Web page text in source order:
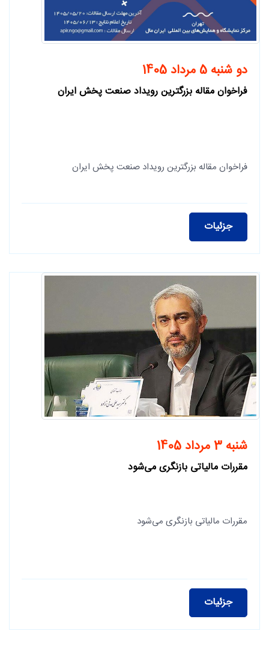
دو شنبه 5 مرداد 1405
فراخوان مقاله بزرگترین رویداد صنعت پخش ایران
فراخوان مقاله بزرگترین رویداد صنعت پخش ایران
جزئیات
شنبه 3 مرداد 1405
مقررات مالیاتی بازنگری می‌شود
مقررات مالیاتی بازنگری می‌شود
جزئیات